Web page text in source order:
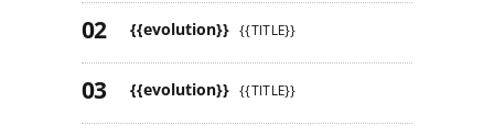
{{evolution}} {{TITLE}}
{{evolution}} {{TITLE}}